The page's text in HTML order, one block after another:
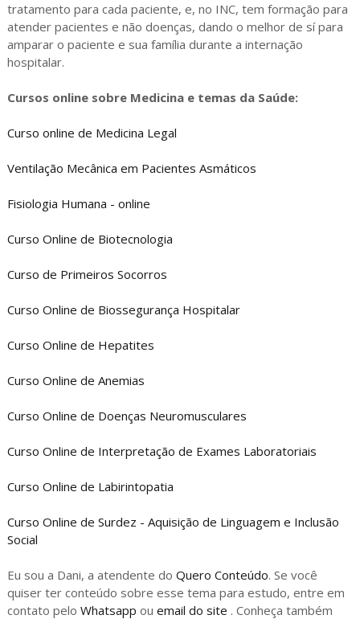
tratamento para cada paciente, e, no INC, tem formação para
atender pacientes e não doenças, dando o melhor de sí para
amparar o paciente e sua família durante a internação
hospitalar.
Cursos online sobre Medicina e temas da Saúde:
Curso online de Medicina Legal
Ventilação Mecânica em Pacientes Asmáticos
Fisiologia Humana - online
Curso Online de Biotecnologia
Curso de Primeiros Socorros
Curso Online de Biossegurança Hospitalar
Curso Online de Hepatites
Curso Online de Anemias
Curso Online de Doenças Neuromusculares
Curso Online de Interpretação de Exames Laboratoriais
Curso Online de Labirintopatia
Curso Online de Surdez - Aquisição de Linguagem e Inclusão
Social
Eu sou a Dani, a atendente do Quero Conteúdo. Se você
quiser ter conteúdo sobre esse tema para estudo, entre em
contato pelo Whatsapp ou email do site . Conheça também